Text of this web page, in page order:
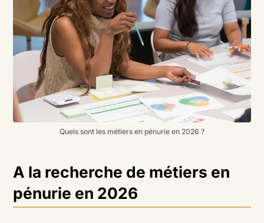
Quels sont les métiers en pénurie en 2026 ?
A la recherche de métiers en
pénurie en 2026